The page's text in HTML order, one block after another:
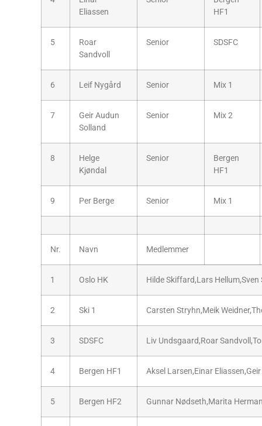
Eliassen
HF1
5
Roar
Sandvoll
Senior SDSFC
6 Leif Nygård Senior Mix 1
7
Geir Audun
Solland
Senior Mix 2
8
Helge
Kjøndal
Senior
Bergen
HF1
9 Per Berge Senior Mix 1
Nr. Navn Medlemmer
1 Oslo HK Hilde Skiffard,Lars Hellum,Sven
2 Ski 1 Carsten Stryhn,Meik
3 SDSFC Liv Undsgaard,Roar
4 Bergen HF1 Aksel Larsen,Einar
5 Bergen HF2 Gunnar Nødseth,Marita